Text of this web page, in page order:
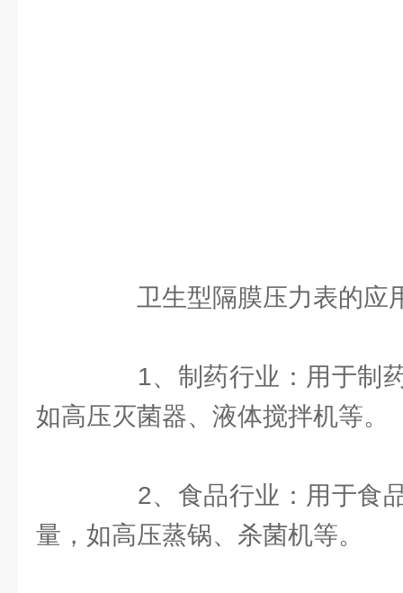
卫生型隔膜压力表的应
1、制药行业：用于制药
如高压灭菌器、液体搅拌机等。
2、食品行业：用于食品
量，如高压蒸锅、杀菌机等。